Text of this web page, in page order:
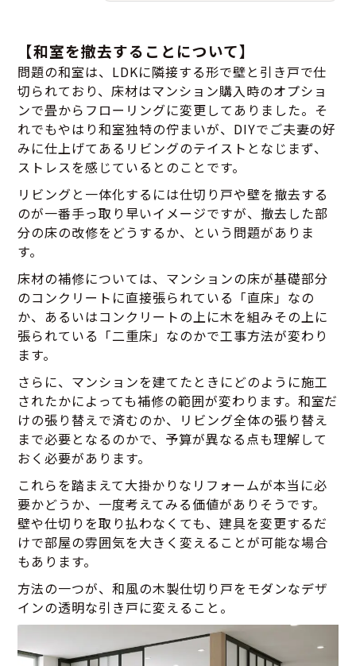
【和室を撤去することについて】
問題の和室は、LDKに隣接する形で壁と引き戸で仕
切られており、床材はマンション購入時のオプショ
ンで畳からフローリングに変更してありました。そ
れでもやはり和室独特の佇まいが、DIYでご夫妻の好
みに仕上げてあるリビングのテイストとなじまず、
ストレスを感じているとのことです。
リビングと一体化するには仕切り戸や壁を撤去する
のが一番手っ取り早いイメージですが、撤去した部
分の床の改修をどうするか、という問題がありま
す。
床材の補修については、マンションの床が基礎部分
のコンクリートに直接張られている「直床」なの
か、あるいはコンクリートの上に木を組みその上に
張られている「二重床」なのかで工事方法が変わり
ます。
さらに、マンションを建てたときにどのように施工
されたかによっても補修の範囲が変わります。和室だ
けの張り替えで済むのか、リビング全体の張り替え
まで必要となるのかで、予算が異なる点も理解して
おく必要があります。
これらを踏まえて大掛かりなリフォームが本当に必
要かどうか、一度考えてみる価値がありそうです。
壁や仕切りを取り払わなくても、建具を変更するだ
けで部屋の雰囲気を大きく変えることが可能な場合
もあります。
方法の一つが、和風の木製仕切り戸をモダンなデザ
インの透明な引き戸に変えること。